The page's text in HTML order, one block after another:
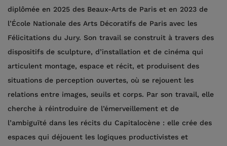
diplômée en 2025 des Beaux-Arts de Paris et en 2023 de
l’École Nationale des Arts Décoratifs de Paris avec les
Félicitations du Jury. Son travail se construit à travers des
dispositifs de sculpture, d’installation et de cinéma qui
articulent montage, espace et récit, et produisent des
situations de perception ouvertes, où se rejouent les
relations entre images, seuils et corps. Par son travail, elle
cherche à réintroduire de l’émerveillement et de
l’ambiguïté dans les récits du Capitalocène : elle crée des
espaces qui déjouent les logiques productivistes et